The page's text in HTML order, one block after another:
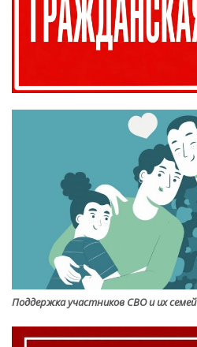
Поддержка участников СВО и их семей